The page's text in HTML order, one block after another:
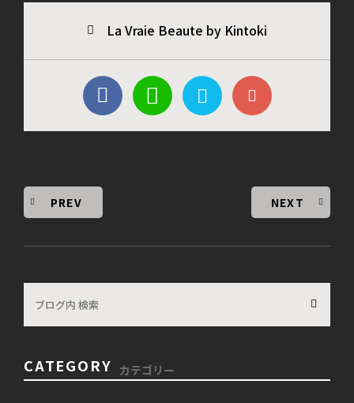
La Vraie Beaute by Kintoki
PREV NEXT
CATEGORY カテゴリー